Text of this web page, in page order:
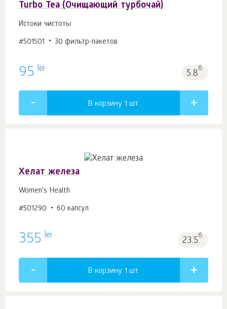
Turbo Tea (Очищающий турбочай)
Истоки чистоты
#501501 30 фильтр-пакетов
95 lei 5.8б.
В корзину 1 шт.
Хелат железа
Women's Health
#501290 60 капсул
355 lei 23.5б.
В корзину 1 шт.